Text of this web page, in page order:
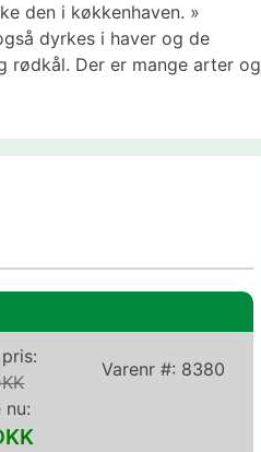
den i køkkenhaven. »
dyrkes i haver og de
rødkål. Der er mange arter og
Varenr #: 8380
nu: